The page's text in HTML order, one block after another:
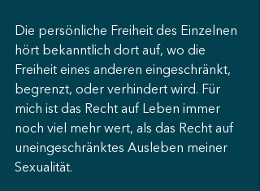
Die persönliche Freiheit des Einzelnen
hört bekanntlich dort auf, wo die
Freiheit eines anderen eingeschränkt,
begrenzt, oder verhindert wird. Für
mich ist das Recht auf Leben immer
noch viel mehr wert, als das Recht auf
uneingeschränktes Ausleben meiner
Sexualität.